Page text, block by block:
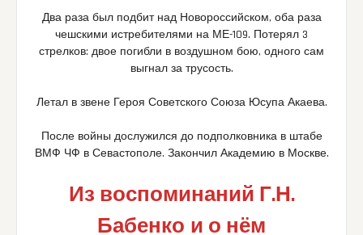
Два раза был подбит над Новороссийском, оба раза
чешскими истребителями на МЕ-109. Потерял 3
стрелков: двое погибли в воздушном бою, одного сам
выгнал за трусость.
Летал в звене Героя Советского Союза Юсупа Акаева.
После войны дослужился до подполковника в штабе
ВМФ ЧФ в Севастополе. Закончил Академию в Москве.
Из воспоминаний Г.Н.
Бабенко и о нём